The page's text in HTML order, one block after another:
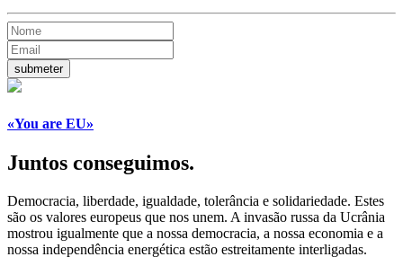
«You are EU»
Juntos conseguimos.
Democracia, liberdade, igualdade, tolerância e solidariedade. Estes
são os valores europeus que nos unem. A invasão russa da Ucrânia
mostrou igualmente que a nossa democracia, a nossa economia e a
nossa independência energética estão estreitamente interligadas.